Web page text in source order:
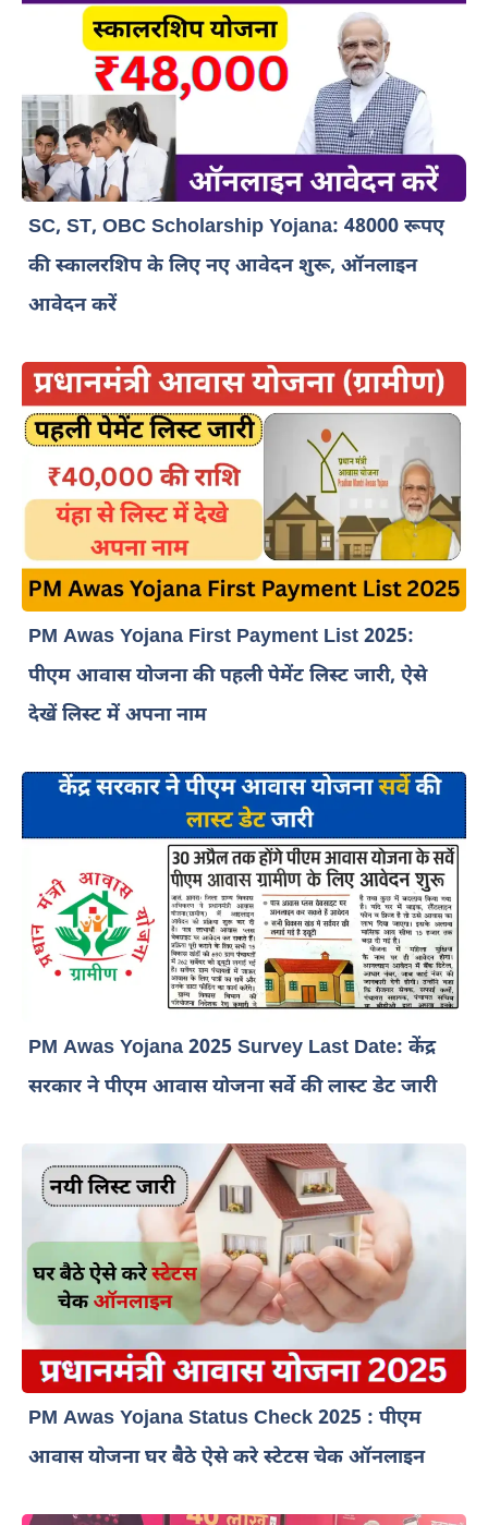
SC, ST, OBC Scholarship Yojana: 48000 रूपए
की स्कालरशिप के लिए नए आवेदन शुरू, ऑनलाइन
आवेदन करें
PM Awas Yojana First Payment List 2025:
पीएम आवास योजना की पहली पेमेंट लिस्ट जारी, ऐसे
देखें लिस्ट में अपना नाम
PM Awas Yojana 2025 Survey Last Date: केंद्र
सरकार ने पीएम आवास योजना सर्वे की लास्ट डेट जारी
PM Awas Yojana Status Check 2025 : पीएम
आवास योजना घर बैठे ऐसे करे स्टेटस चेक ऑनलाइन